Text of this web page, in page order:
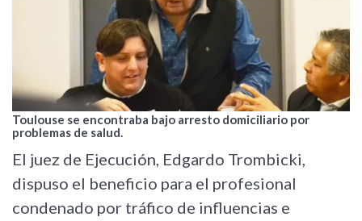
Toulouse se encontraba bajo arresto domiciliario por
problemas de salud.
El juez de Ejecución, Edgardo Trombicki,
dispuso el beneficio para el profesional
condenado por tráfico de influencias e